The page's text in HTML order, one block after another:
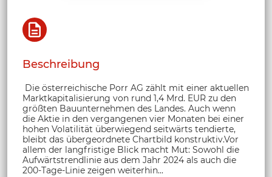
Beschreibung
Die österreichische Porr AG zählt mit einer aktuellen
Marktkapitalisierung von rund 1,4 Mrd. EUR zu den
größten Bauunternehmen des Landes. Auch wenn
die Aktie in den vergangenen vier Monaten bei einer
hohen Volatilität überwiegend seitwärts tendierte,
bleibt das übergeordnete Chartbild konstruktiv.Vor
allem der langfristige Blick macht Mut: Sowohl die
Aufwärtstrendlinie aus dem Jahr 2024 als auch die
200-Tage-Linie zeigen weiterhin...